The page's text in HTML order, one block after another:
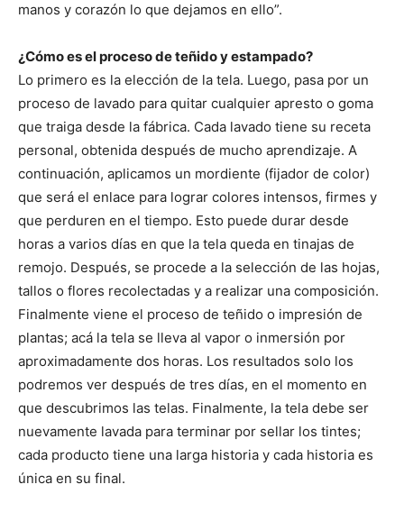
manos y corazón lo que dejamos en ello”.
¿Cómo es el proceso de teñido y estampado?
Lo primero es la elección de la tela. Luego, pasa por un
proceso de lavado para quitar cualquier apresto o goma
que traiga desde la fábrica. Cada lavado tiene su receta
personal, obtenida después de mucho aprendizaje. A
continuación, aplicamos un mordiente (fijador de color)
que será el enlace para lograr colores intensos, firmes y
que perduren en el tiempo. Esto puede durar desde
horas a varios días en que la tela queda en tinajas de
remojo. Después, se procede a la selección de las hojas,
tallos o flores recolectadas y a realizar una composición.
Finalmente viene el proceso de teñido o impresión de
plantas; acá la tela se lleva al vapor o inmersión por
aproximadamente dos horas. Los resultados solo los
podremos ver después de tres días, en el momento en
que descubrimos las telas. Finalmente, la tela debe ser
nuevamente lavada para terminar por sellar los tintes;
cada producto tiene una larga historia y cada historia es
única en su final.